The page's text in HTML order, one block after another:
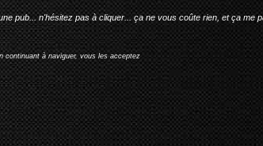
pub... n'hésitez pas à cliquer... ça ne vous coûte rien, et ça me
continuant à naviguer, vous les acceptez